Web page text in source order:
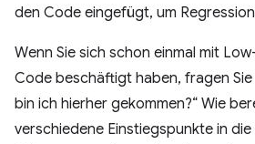
den Code eingefügt, um
Wenn Sie sich schon einmal mit
Code beschäftigt haben, fragen Sie
bin ich hierher gekommen?“ Wie
verschiedene Einstiegspunkte in